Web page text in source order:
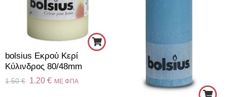
bolsius Εκρού Κερί
Κύλινδρος 80/48mm
1.50€ 1.20 € ME ΦΠΑ